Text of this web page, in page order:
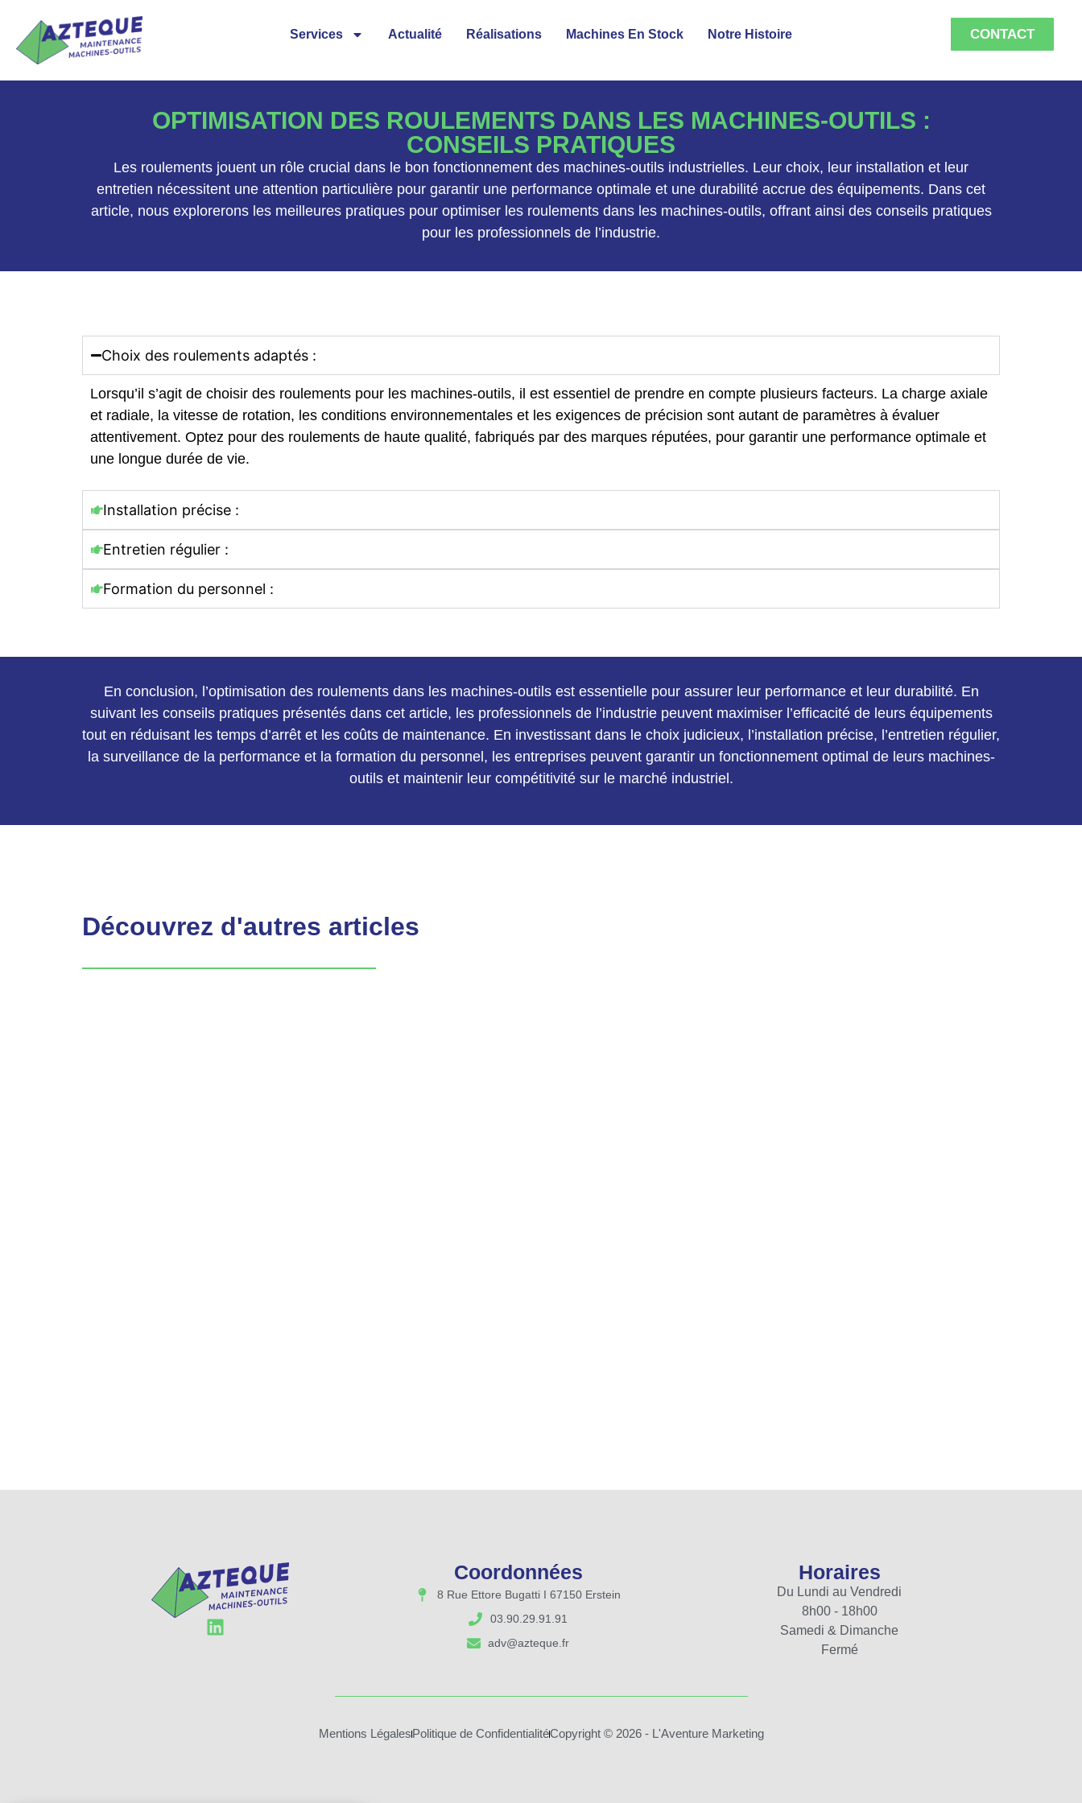
Services Actualité Réalisations Machines En Stock Notre Histoire CONTACT
OPTIMISATION DES ROULEMENTS DANS LES MACHINES-OUTILS :
CONSEILS PRATIQUES
Les roulements jouent un rôle crucial dans le bon fonctionnement des machines-outils industrielles. Leur choix, leur installation et leur
entretien nécessitent une attention particulière pour garantir une performance optimale et une durabilité accrue des équipements. Dans cet
article, nous explorerons les meilleures pratiques pour optimiser les roulements dans les machines-outils, offrant ainsi des conseils pratiques
pour les professionnels de l’industrie.
Choix des roulements adaptés :
Lorsqu’il s’agit de choisir des roulements pour les machines-outils, il est essentiel de prendre en compte plusieurs facteurs. La charge axiale
et radiale, la vitesse de rotation, les conditions environnementales et les exigences de précision sont autant de paramètres à évaluer
attentivement. Optez pour des roulements de haute qualité, fabriqués par des marques réputées, pour garantir une performance optimale et
une longue durée de vie.
Installation précise :
Entretien régulier :
Formation du personnel :
En conclusion, l’optimisation des roulements dans les machines-outils est essentielle pour assurer leur performance et leur durabilité. En
suivant les conseils pratiques présentés dans cet article, les professionnels de l’industrie peuvent maximiser l’efficacité de leurs équipements
tout en réduisant les temps d’arrêt et les coûts de maintenance. En investissant dans le choix judicieux, l’installation précise, l’entretien régulier,
la surveillance de la performance et la formation du personnel, les entreprises peuvent garantir un fonctionnement optimal de leurs machines-
outils et maintenir leur compétitivité sur le marché industriel.
Découvrez d'autres articles
Coordonnées
8 Rue Ettore Bugatti I 67150 Erstein
03.90.29.91.91
adv@azteque.fr
Horaires
Du Lundi au Vendredi
8h00 - 18h00
Samedi & Dimanche
Fermé
Mentions LégalesPolitique de ConfidentialitéCopyright © 2026 - L'Aventure Marketing